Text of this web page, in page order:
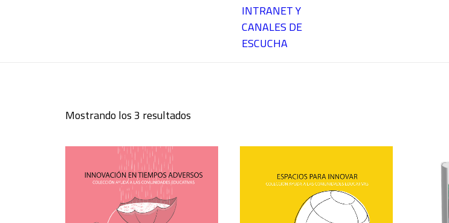
INTRANET Y
CANALES DE
ESCUCHA
Mostrando los 3 resultados
últimos